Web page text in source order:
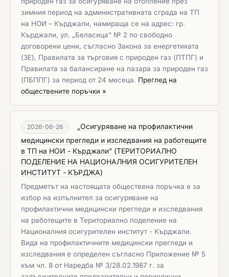
зимния период на административната сграда на ТП
на НОИ – Кърджали, намираща се на адрес: гр.
Кърджали, ул. „Беласица“ № 2 по свободно
договорени цени, съгласно Закона за енергетиката
(ЗЕ), Правилата за търговия с природен газ (ПТПГ) и
Правилата за балансиране на пазара за природен газ
(ПБППГ) за период от 24 месеца. Преглед на
обществените поръчки »
2026-06-26
„Осигуряване на профилактични
медицински прегледи и изследвания на работещите
в ТП на НОИ - Кърджали” (ТЕРИТОРИАЛНО
ПОДЕЛЕНИЕ НА НАЦИОНАЛНИЯ ОСИГУРИТЕЛЕН
ИНСТИТУТ - КЪРДЖА)
Предметът на настоящата обществена поръчка е за
избор на изпълнител за осигуряване на
профилактични медицински прегледи и изследвания
на работещите в Териториално поделение на
Националния осигурителен институт - Кърджали.
Вида на профилактичните медицински прегледи и
изследвания е определен съгласно Приложение № 5
към чл. 8 от Наредба № 3/28.02.1987 г. за